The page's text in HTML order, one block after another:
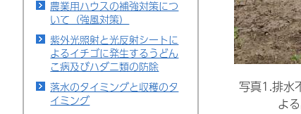
農業用ハウスの補強対策につ
いて（強風対策）
紫外光照射と光反射シートに
よるイチゴに発生するうどん
こ病及びハダニ類の防除
落水のタイミングと収穫のタ
イミング
写真1.排水
よ